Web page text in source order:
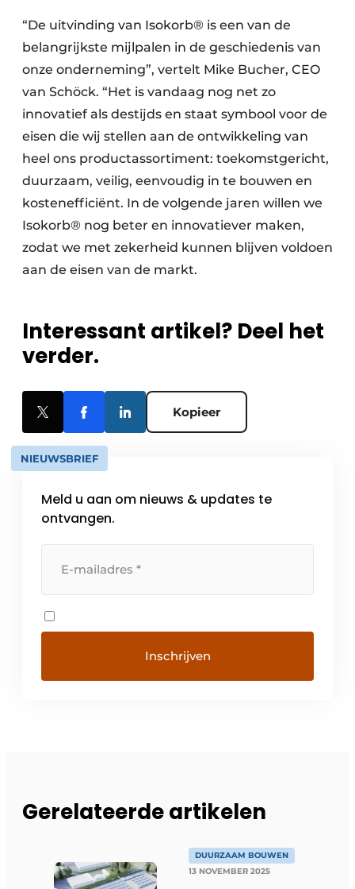
“De uitvinding van Isokorb® is een van de
belangrijkste mijlpalen in de geschiedenis van
onze onderneming”, vertelt Mike Bucher, CEO
van Schöck. “Het is vandaag nog net zo
innovatief als destijds en staat symbool voor de
eisen die wij stellen aan de ontwikkeling van
heel ons productassortiment: toekomstgericht,
duurzaam, veilig, eenvoudig in te bouwen en
kostenefficiënt. In de volgende jaren willen we
Isokorb® nog beter en innovatiever maken,
zodat we met zekerheid kunnen blijven voldoen
aan de eisen van de markt.
Interessant artikel? Deel het
verder.
Kopieer
NIEUWSBRIEF
Meld u aan om nieuws & updates te
ontvangen.
Gerelateerde artikelen
DUURZAAM BOUWEN
13 NOVEMBER 2025